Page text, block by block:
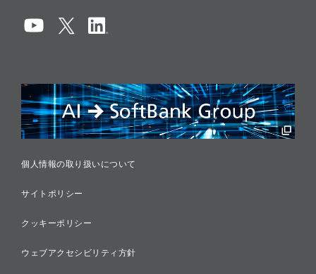
コンプライアンス
リスクマネジメント
税務に対する取り組み
採用情報
個人情報の取り扱いについて
サイトポリシー
クッキーポリシー
ウェブアクセシビリティ方針